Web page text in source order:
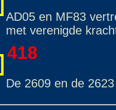
AD05 en MF83
met verenigde
418
De 2609 en de